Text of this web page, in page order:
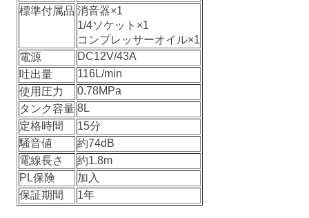
標準付属品 消音器×1
1/4ソケット×1
コンプレッサーオイル×1
電源
DC12V/43A
吐出量
116L/min
使用圧力
0.78MPa
タンク容量 8L
定格時間
15分
騒音値
約74dB
電線長さ
約1.8m
PL保険
加入
保証期間
1年